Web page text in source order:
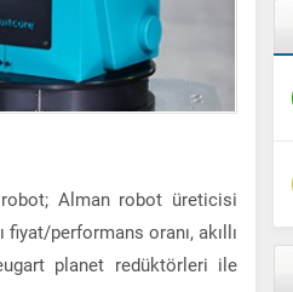
robot; Alman robot üreticisi
performans oranı, akıllı
planet redüktörleri ile